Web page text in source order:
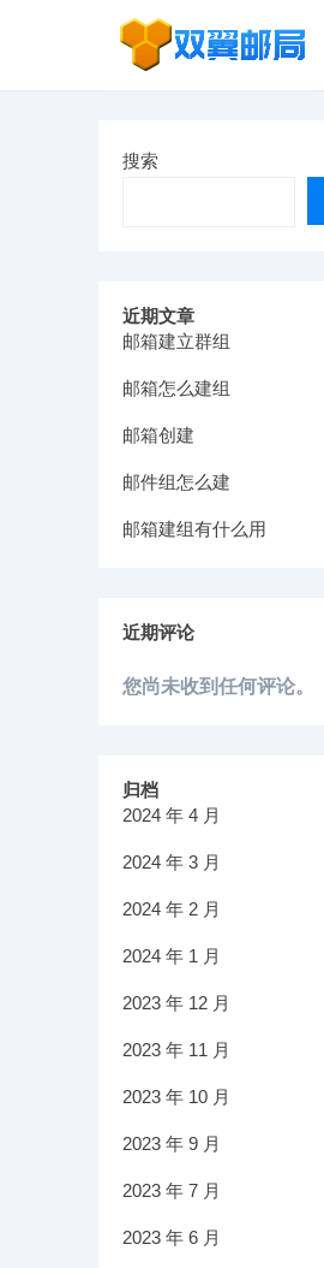
搜索
近期文章
邮箱建立群组
邮箱怎么建组
邮箱创建
邮件组怎么建
邮箱建组有什么用
近期评论
您尚未收到任何评论。
归档
2024 年 4 月
2024 年 3 月
2024 年 2 月
2024 年 1 月
2023 年 12 月
2023 年 11 月
2023 年 10 月
2023 年 9 月
2023 年 7 月
2023 年 6 月